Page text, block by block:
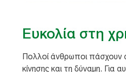
Ευκολία στη
Πολλοί άνθρωποι πάσχουν
κίνησης και τη δύναμη. Για